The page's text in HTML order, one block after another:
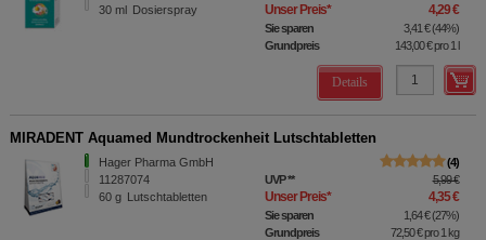
30 ml Dosierspray Unser Preis* 4,29 €
Sie sparen 3,41 €(44%)
Grundpreis
143,00 €pro 1 l
Details
MIRADENT Aquamed Mundtrockenheit Lutschtabletten
Hager Pharma GmbH
11287074
60 g Lutschtabletten
4
UVP** 5,99 €
Unser Preis* 4,35 €
Sie sparen 1,64 €(27%)
Grundpreis
72,50 €pro 1 kg